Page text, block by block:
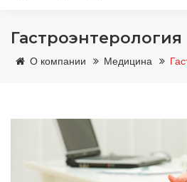
Гастроэнтерология
О компании Медицина